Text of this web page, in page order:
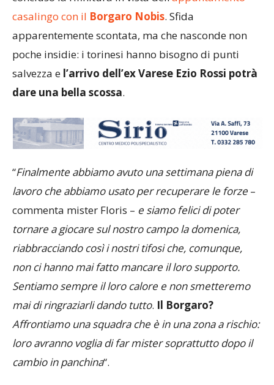
casalingo con il Borgaro Nobis. Sfida
apparentemente scontata, ma che nasconde non
poche insidie: i torinesi hanno bisogno di punti
salvezza e l’arrivo dell’ex Varese Ezio Rossi potrà
dare una bella scossa.
“Finalmente abbiamo avuto una settimana piena di
lavoro che abbiamo usato per recuperare le forze –
commenta mister Floris – e siamo felici di poter
tornare a giocare sul nostro campo la domenica,
riabbracciando così i nostri tifosi che, comunque,
non ci hanno mai fatto mancare il loro supporto.
Sentiamo sempre il loro calore e non smetteremo
mai di ringraziarli dando tutto. Il Borgaro?
Affrontiamo una squadra che è in una zona a rischio:
loro avranno voglia di far mister soprattutto dopo il
cambio in panchina“.